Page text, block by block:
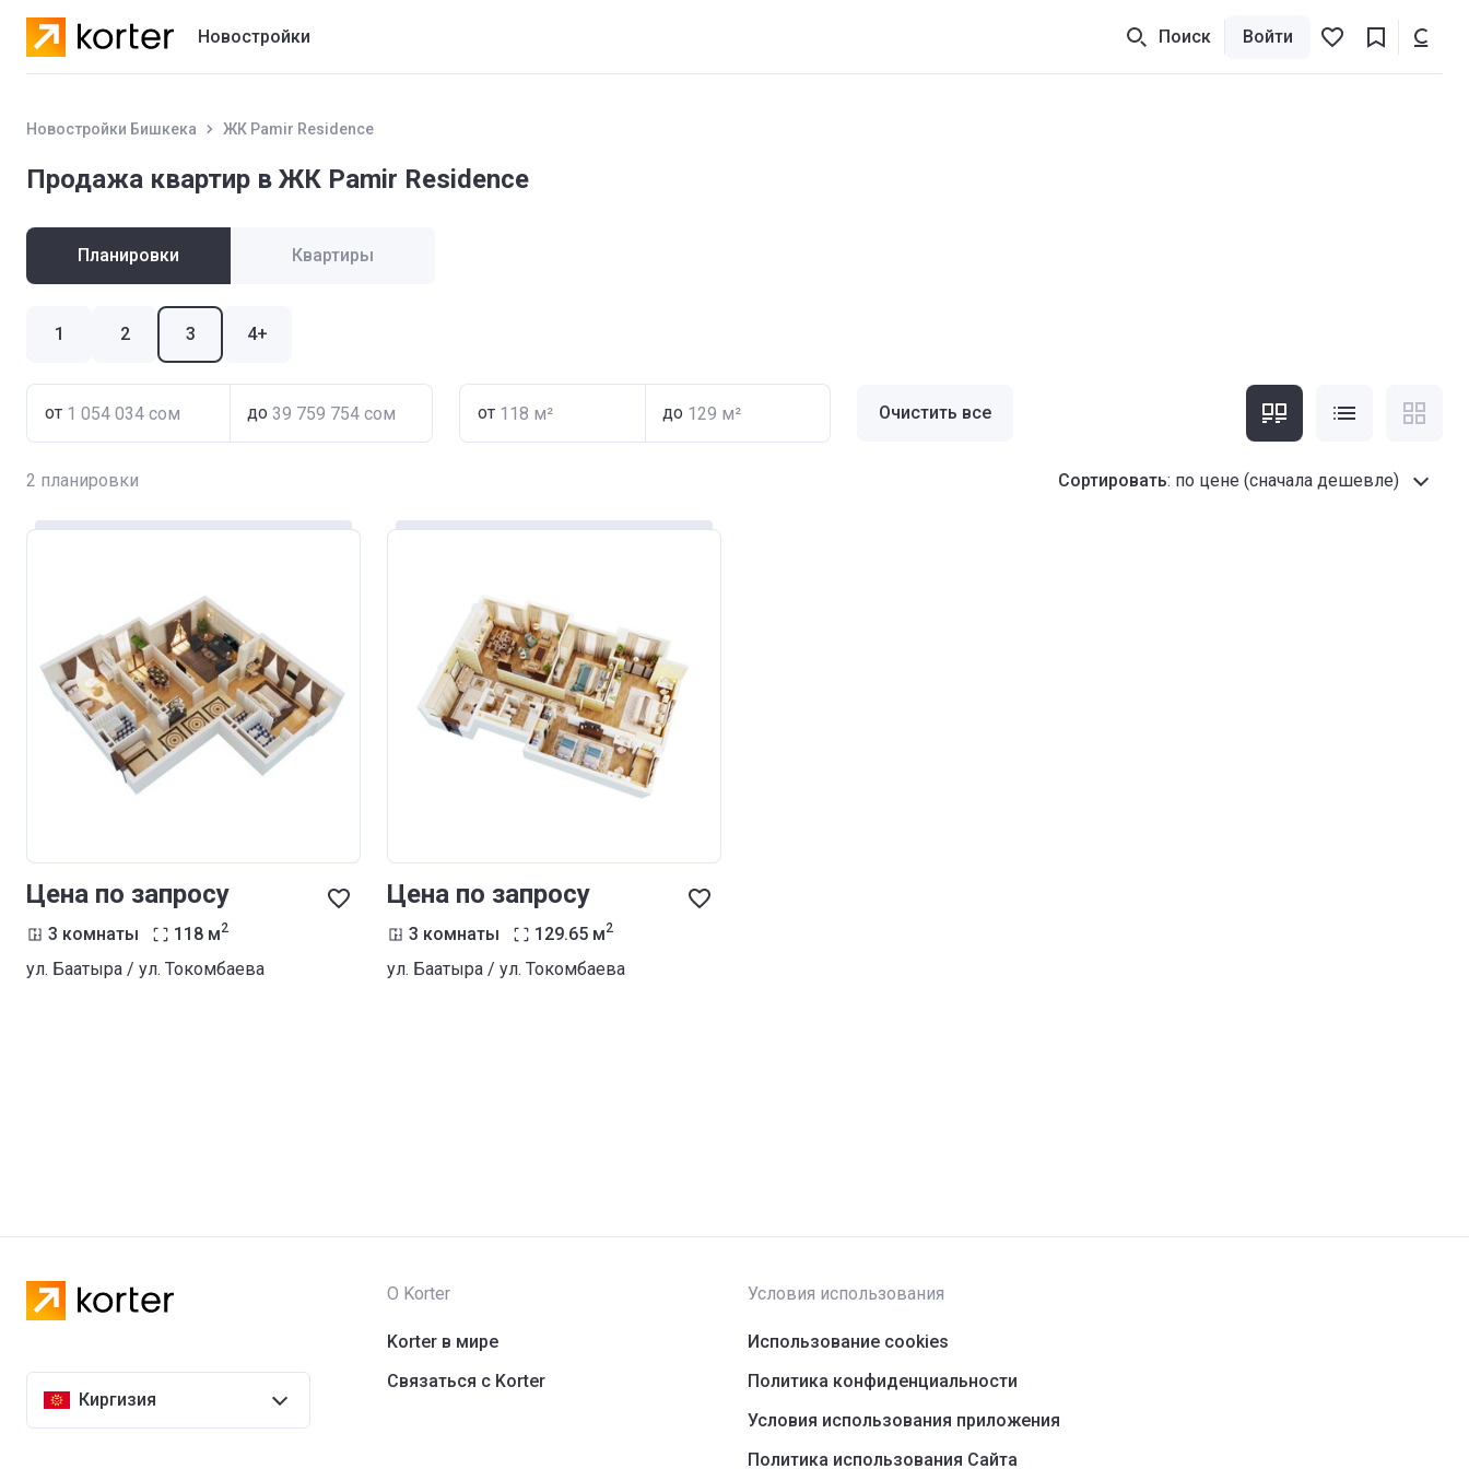
Новостройки
Жилые комплексы
Поиск Войти
Новостройки Бишкека ЖК Pamir Residence
Продажа квартир в ЖК Pamir Residence
Планировки Квартиры
1 2 3 4+
от до от до Очистить все
2 планировки Сортировать: по цене (сначала дешевле)
Цена по запросу
3 комнаты 118 м2
ул. Баатыра / ул. Токомбаева
Цена по запросу
3 комнаты 129.65 м2
ул. Баатыра / ул. Токомбаева
Киргизия
О Korter
Korter в мире
Связаться с Korter
Условия использования
Использование cookies
Политика конфиденциальности
Условия использования приложения
Политика использования Сайта